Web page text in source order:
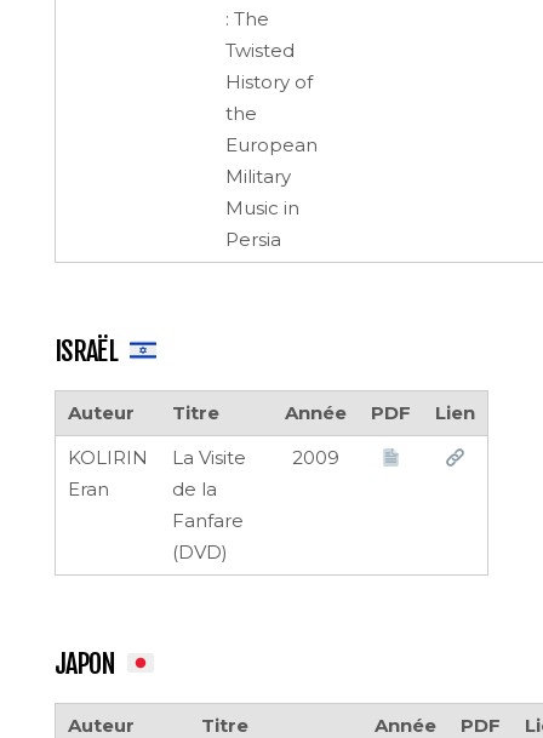
: The
Twisted
History of
the
European
Military
Music in
Persia
ISRAËL
Auteur Titre Année PDF
Lien
KOLIRIN
Eran
La Visite
de la
Fanfare
(DVD)
2009
JAPON
Auteur Titre Année PDF